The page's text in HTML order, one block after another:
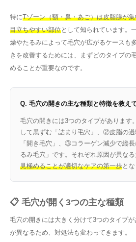
特にTゾーン（額・鼻・あご）は皮脂腺が
目立ちやすい部位として知られています。
燥やたるみによって毛穴が広がるケースも
きを改善するためには、まずどのタイプの
めることが重要なのです。
Q. 毛穴の開きの主な種類と特徴を教え
毛穴の開きには3つのタイプがありま
して黒ずむ「詰まり毛穴」、②皮脂の
「開き毛穴」、③コラーゲン減少で縦
るみ毛穴」です。それぞれ原因が異なる
見極めることが適切なケアの第一歩とな
📋 毛穴が開く3つの主な種類
毛穴の開きには大きく分けて3つのタイプ
が異なるため、対処法も変わってきます。